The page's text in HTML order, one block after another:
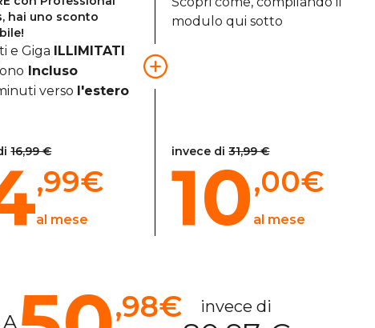
hai uno sconto
e Giga ILLIMITATI
Incluso
verso l'estero
16,99 €
,99€
al mese
modulo qui sotto
invece di 31,99 €
10,00€
al mese
,98€ invece di